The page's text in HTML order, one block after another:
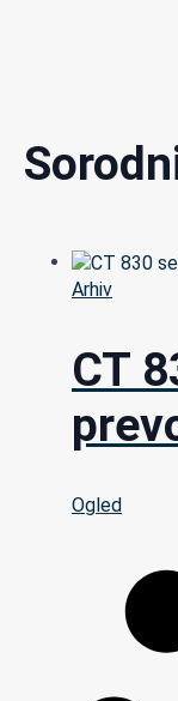
Arhiv
CT
Ogled